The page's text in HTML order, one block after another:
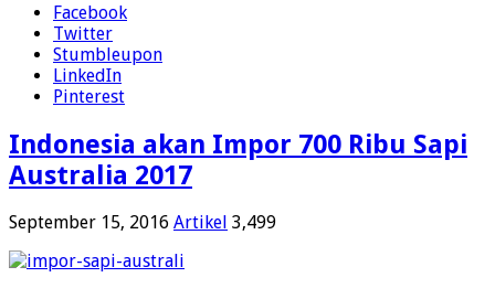
Facebook
Twitter
Stumbleupon
LinkedIn
Pinterest
Indonesia akan Impor 700 Ribu Sapi
Australia 2017
September 15, 2016 Artikel 3,499